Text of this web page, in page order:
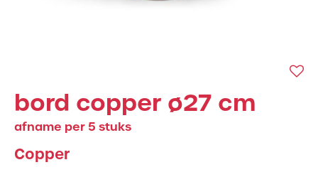
bord copper ø27 cm
afname per 5 stuks
Copper